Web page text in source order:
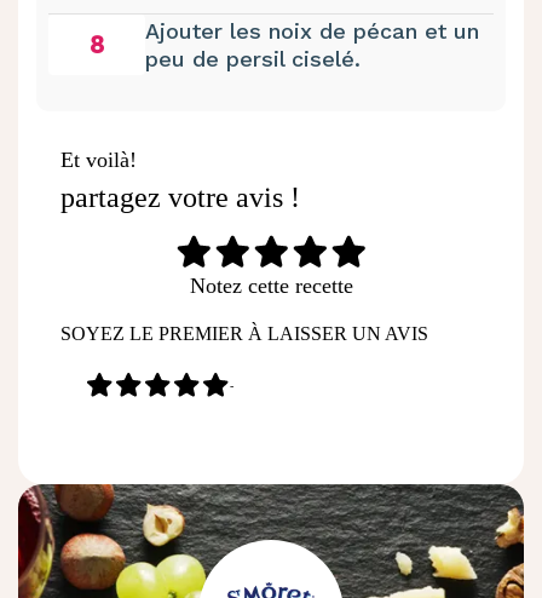
8
Ajouter les noix de pécan et un
peu de persil ciselé.
Et voilà!
partagez votre avis !
Notez cette recette
SOYEZ LE PREMIER À LAISSER UN AVIS
-